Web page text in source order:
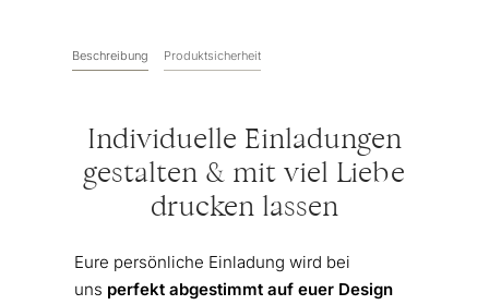
Beschreibung Produktsicherheit
Individuelle Einladungen
gestalten & mit viel Liebe
drucken lassen
Eure persönliche Einladung wird bei
uns perfekt abgestimmt auf euer Design